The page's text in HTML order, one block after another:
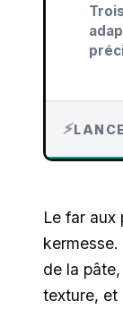
Le far aux
de la
texture, et